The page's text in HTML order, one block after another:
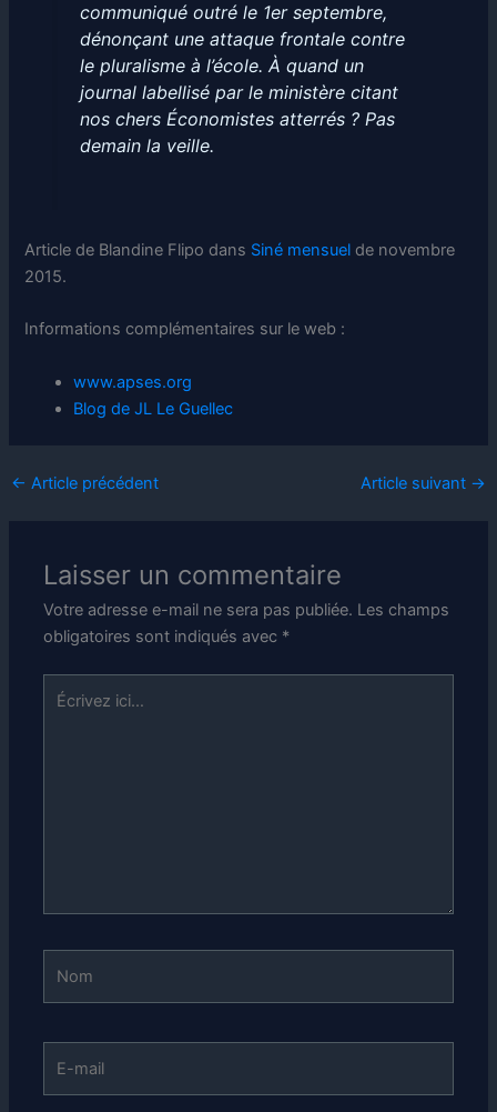
communiqué outré le 1er septembre,
dénonçant une attaque frontale contre
le pluralisme à l’école. À quand un
journal labellisé par le ministère citant
nos chers Économistes atterrés ? Pas
demain la veille.
Article de Blandine Flipo dans Siné mensuel de novembre
2015.
Informations complémentaires sur le web :
www.apses.org
Blog de JL Le Guellec
← Article précédent Article suivant →
Laisser un commentaire
Votre adresse e-mail ne sera pas publiée. Les champs
obligatoires sont indiqués avec *
Écrivez
ici…